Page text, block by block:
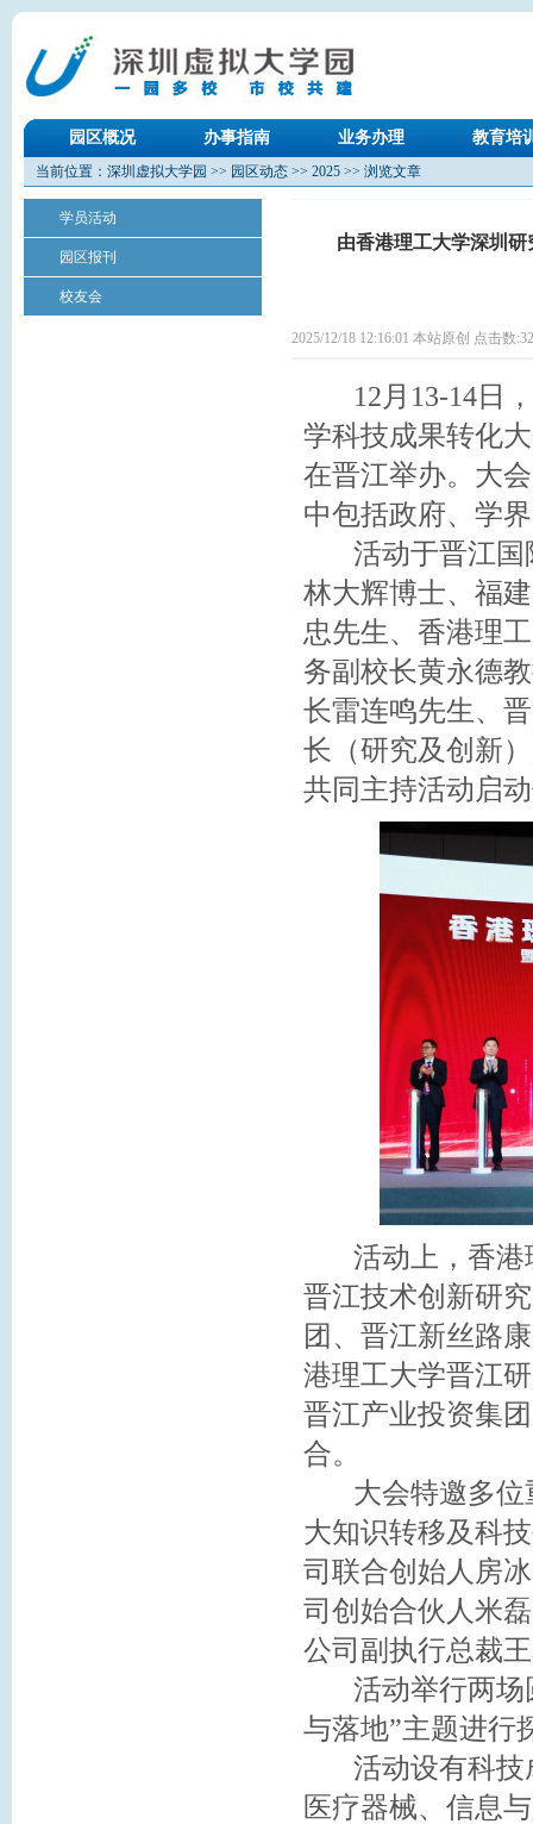
园区概况 办事指南 业务办理 教育培
当前位置： 深圳虚拟大学园 >> 园区动态 >> 2025 >> 浏览文章
学员活动
园区报刊
校友会
由香港理工大学深圳
2025/12/18 12:16:01 本站原创 点击数:
12月13-14日，
学科技成果转化
在晋江举办。大
中包括政府、学
活动于晋江国
林大辉博士、福
忠先生、香港理
务副校长黄永德
长雷连鸣先生、
长（研究及创新
共同主持活动启
活动上，香港
晋江技术创新研
团、晋江新丝路
港理工大学晋江
晋江产业投资集
合。
大会特邀多位
大知识转移及科
司联合创始人房
司创始合伙人米
公司副执行总裁
活动举行两场
与落地”主题进行
活动设有科技
医疗器械、信息